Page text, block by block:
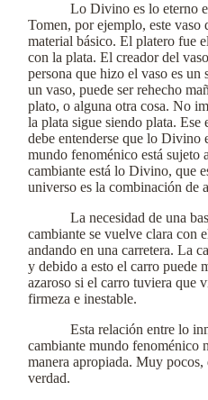
Lo Divino es lo eterno
Tomen, por ejemplo, este vaso
material básico. El platero fue
con la plata. El creador del
persona que hizo el vaso es
un vaso, puede ser rehecho
plato, o alguna otra cosa. No
la plata sigue siendo plata. Ese
debe entenderse que lo Divino
mundo fenoménico está sujeto
cambiante está lo Divino, que
universo es la combinación de
La necesidad de una
cambiante se vuelve clara con
andando en una carretera. La
y debido a esto el carro puede
azaroso si el carro tuviera que
firmeza e inestable.
Esta relación entre lo
cambiante mundo fenoménico
manera apropiada. Muy pocos,
verdad.